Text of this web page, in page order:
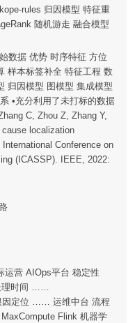
rules 归因模型 特征重
随机游走 融合模型
数据 优势 时序特征 方位
样本标签补全 特征工程 数
归因模型 图模型 集成模型
•充分利用了未打标的数据
C, Zhou Z, Zhang Y,
localization
Conference on
(ICASSP). IEEE, 2022:
运营 AIOps平台 稳定性
理时间 ……
因定位 …… 运维中台 流程
Flink 机器学